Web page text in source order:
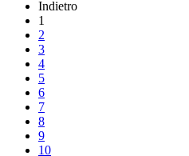
Indietro
1
2
3
4
5
6
7
8
9
10